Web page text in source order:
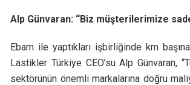
Alp Günvaran: “Biz müşterilerimize
Ebam ile yaptıkları işbirliğinde km
Lastikler Türkiye CEO’su Alp Günvaran,
sektörünün önemli markalarına doğru